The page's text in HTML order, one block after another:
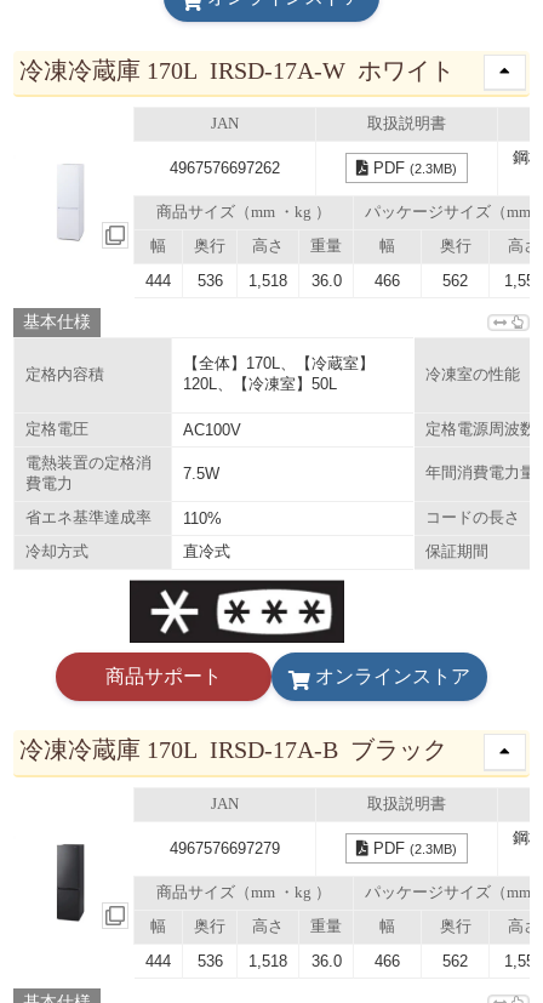
冷凍冷蔵庫 170L IRSD-17A-W ホワイト
JAN 取扱説明書
4967576697262 PDF(2.3MB)
鋼
商品サイズ（mm ・kg ）
パッケージサイズ（mm
幅
奥行 高さ 重量 幅 奥行 高さ
444 536 1,518 36.0 466 562 1,555
基本仕様
定格内容積
【全体】170L、【冷蔵室】
120L、【冷凍室】50L
冷凍室の性能
定格電圧 AC100V
定格電源周波数
電熱装置の定格消
費電力
7.5W 年間消費電力量
省エネ基準達成率 110%
コードの長さ
冷却方式
直冷式 保証期間
商品サポート オンラインストア
冷凍冷蔵庫 170L IRSD-17A-B ブラック
JAN 取扱説明書
4967576697279 PDF(2.3MB)
鋼
商品サイズ（mm ・kg ）
パッケージサイズ（mm
幅
奥行 高さ 重量 幅 奥行 高さ
444 536 1,518 36.0 466 562 1,555